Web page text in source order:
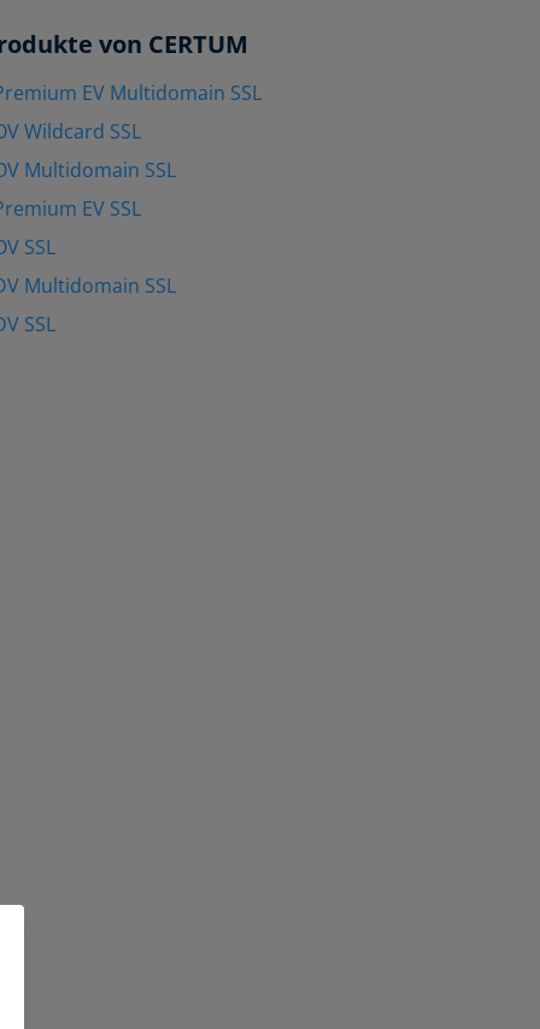
von CERTUM
EV Multidomain SSL
Wildcard SSL
Multidomain SSL
EV SSL
SSL
Multidomain SSL
SSL